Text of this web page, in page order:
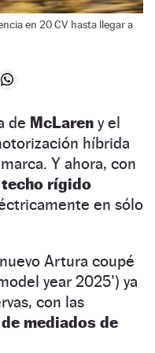
en 20 CV hasta llegar a
de McLaren y el
híbrida
Y ahora, con
techo rígido
en sólo
Artura coupé
year 2025’) ya
con las
mediados de